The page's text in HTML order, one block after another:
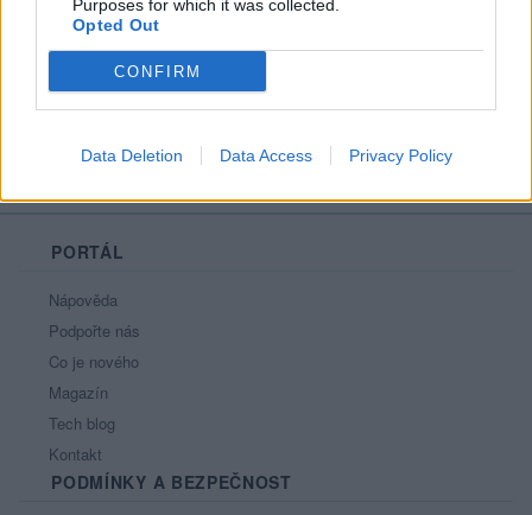
Purposes for which it was collected.
Opted Out
CONFIRM
Data Deletion Data Access Privacy Policy
Sledované diskuze:Informace pro uživatele
PORTÁL
Nápověda
Podpořte nás
Co je nového
Magazín
Tech blog
Kontakt
PODMÍNKY A BEZPEČNOST